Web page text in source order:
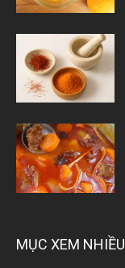
MỤC XEM NHIỀU